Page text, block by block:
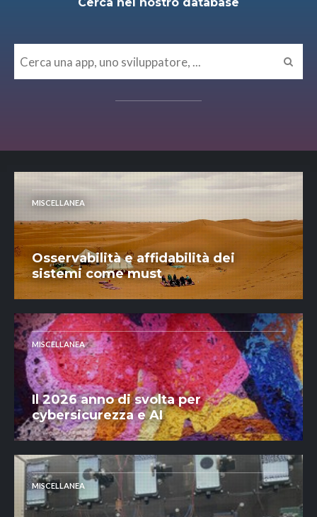
MISCELLANEA
Osservabilità e affidabilità dei
sistemi come must
MISCELLANEA
Il 2026 anno di svolta per
cybersicurezza e AI
MISCELLANEA